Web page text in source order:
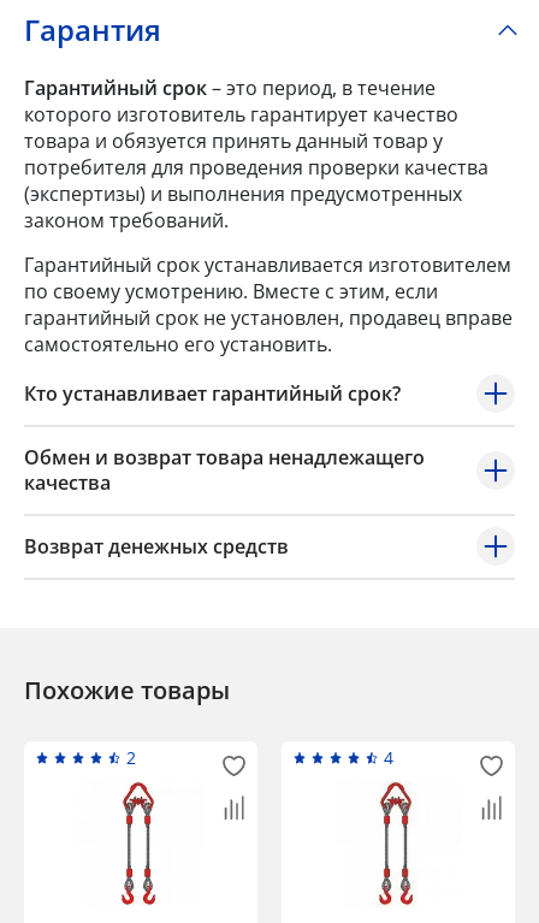
Гарантия
Гарантийный срок– это период, в течение
которого изготовитель гарантирует качество
товара и обязуется принять данный товар у
потребителя для проведения проверки качества
(экспертизы) и выполнения предусмотренных
законом требований.
Гарантийный срок устанавливается изготовителем
по своему усмотрению. Вместе с этим, если
гарантийный срок не установлен, продавец вправе
самостоятельно его установить.
Кто устанавливает гарантийный срок?
Обмен и возврат товара ненадлежащего
качества
Возврат денежных средств
Похожие товары
2 4